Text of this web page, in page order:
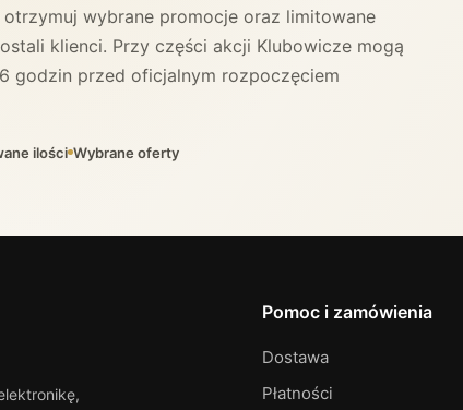
otrzymuj wybrane promocje oraz limitowane
klienci. Przy części akcji Klubowicze mogą
godzin przed oficjalnym rozpoczęciem
ilości Wybrane oferty
Pomoc i zamówienia
Dostawa
Płatności